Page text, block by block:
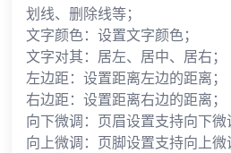
划线、删除线等；
文字颜色：设置文字颜色；
文字对其：居左、居中、居右；
左边距：设置距离左边的距离；
右边距：设置距离右边的距离；
向下微调：页眉设置支持向下微
向上微调：页脚设置支持向上微